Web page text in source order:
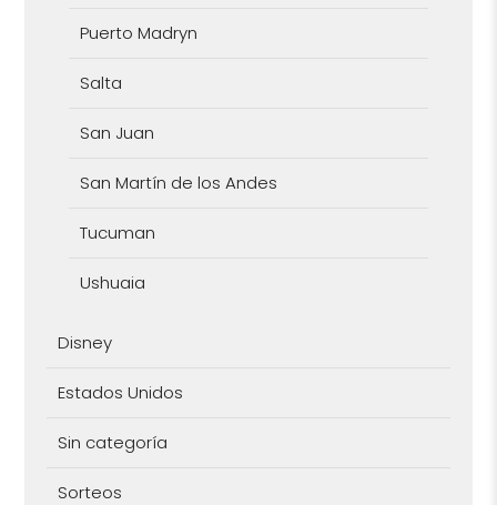
Puerto Madryn
Salta
San Juan
San Martín de los Andes
Tucuman
Ushuaia
Disney
Estados Unidos
Sin categoría
Sorteos